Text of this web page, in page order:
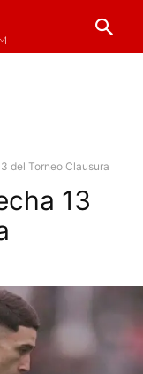
del Torneo Clausura
13